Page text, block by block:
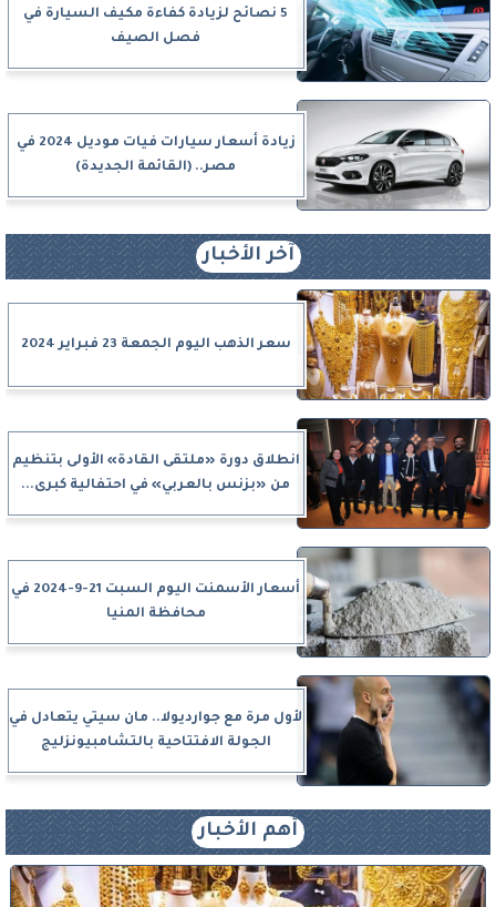
5 نصائح لزيادة كفاءة مكيف السيارة في
فصل الصيف
زيادة أسعار سيارات فيات موديل 2024 في
مصر.. (القائمة الجديدة)
آخر الأخبار
سعر الذهب اليوم الجمعة 23 فبراير 2024
انطلاق دورة «ملتقى القادة» الأولى بتنظيم
من «بزنس بالعربي» في احتفالية كبرى...
أسعار الأسمنت اليوم السبت 21-9-2024 في
محافظة المنيا
لأول مرة مع جوارديولا.. مان سيتي يتعادل في
الجولة الافتتاحية بالتشامبيونزليج
أهم الأخبار